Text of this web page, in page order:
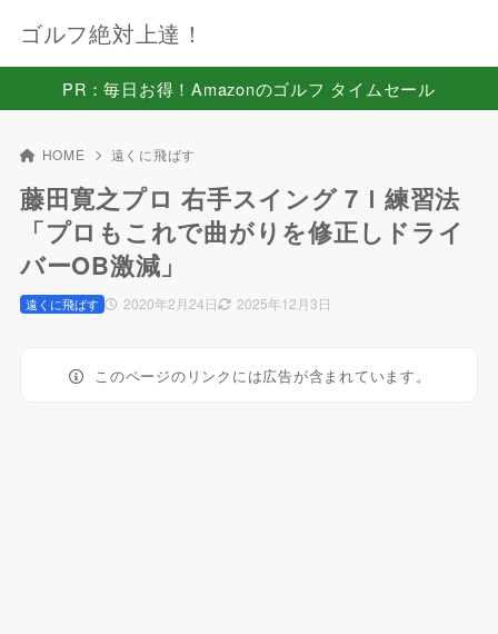
ゴルフ絶対上達！
PR：毎日お得！Amazonのゴルフ タイムセール
HOME 遠くに飛ばす
藤田寛之プロ 右手スイング 7Ｉ練習法
「プロもこれで曲がりを修正しドライ
バーOB激減」
2020年2月24日 2025年12月3日
遠くに飛ばす
このページのリンクには広告が含まれています。